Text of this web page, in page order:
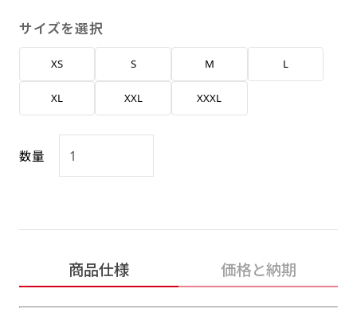
サイズを選択
XS S M L
XL XXL XXXL
数量
商品仕様 価格と納期
デザインの色や文字等が変更いただけます。
魔になりにくいのがポイントです。ハーフ用のポ
ールが必要です。
台座タイプ・吸盤タイプ・クリップタイプがござ
います。レジカウンターや商品棚にぴったりで
店内用です。お客さんの歩行や陳列した商品の邪
魔になりにくいのがポイントです。ハーフ用のポ
ールが必要です。
台座タイプ・吸盤タイプ・クリップタイプがござ
います。レジカウンターや商品棚にぴったりで